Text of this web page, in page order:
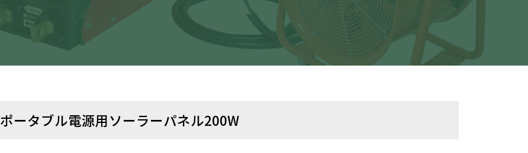
ポータブル電源用ソーラーパネル200W